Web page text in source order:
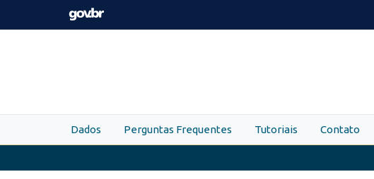
Skip to main content
Dados Perguntas Frequentes Tutoriais Contato